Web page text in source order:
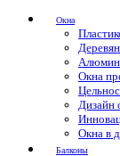
Окна
Окна
Дизайн
Окна в
Балконы